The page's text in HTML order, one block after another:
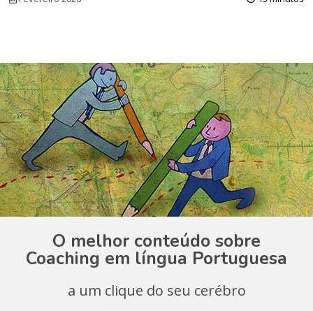
O melhor conteúdo sobre
Coaching em língua Portuguesa
a um clique do seu cerébro